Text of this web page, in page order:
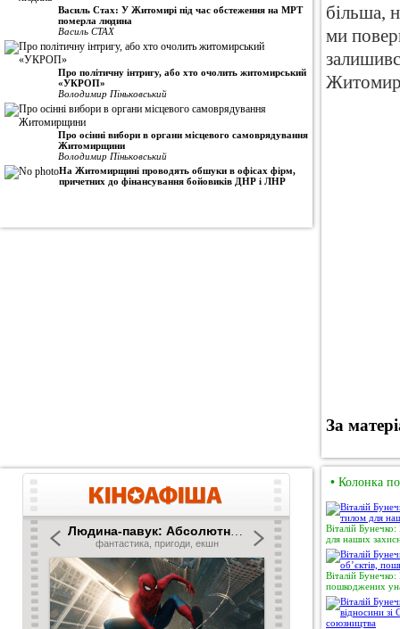
Василь Стах: У Житомирі під час обстеження на МРТ
померла людина
Василь СТАХ
Про політичну інтригу, або хто очолить житомирський
«УКРОП»
Володимир Піньковський
Про осінні вибори в органи місцевого самоврядування
Житомирщини
Володимир Піньковський
На Житомирщині проводять обшуки в офісах фірм,
причетних до фінансування бойовиків ДНР і ЛНР
більша,
ми
За
• Колонка
Віталій
для наших
Віталій
пошкоджених